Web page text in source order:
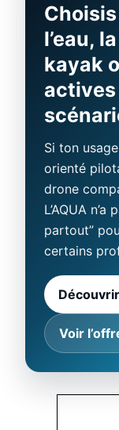
Choisis
l’eau,
kayak
Si ton
orienté
drone
L’AQUA
partout”
certains
Voir